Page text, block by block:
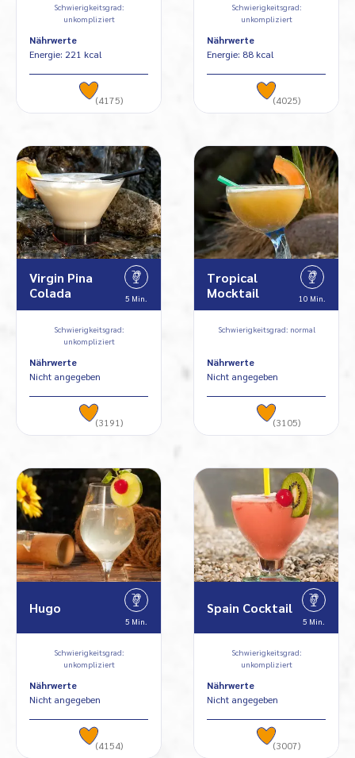
Schwierigkeitsgrad:
unkompliziert
Nährwerte
Energie: 221 kcal
(4175)
Schwierigkeitsgrad:
unkompliziert
Nährwerte
Energie: 88 kcal
(4025)
Virgin Pina
Colada
5 Min.
Schwierigkeitsgrad:
unkompliziert
Nährwerte
Nicht angegeben
(3191)
Tropical
Mocktail
10 Min.
Schwierigkeitsgrad: normal
Nährwerte
Nicht angegeben
(3105)
Hugo
5 Min.
Schwierigkeitsgrad:
unkompliziert
Nährwerte
Nicht angegeben
(4154)
Spain Cocktail
5 Min.
Schwierigkeitsgrad:
unkompliziert
Nährwerte
Nicht angegeben
(3007)